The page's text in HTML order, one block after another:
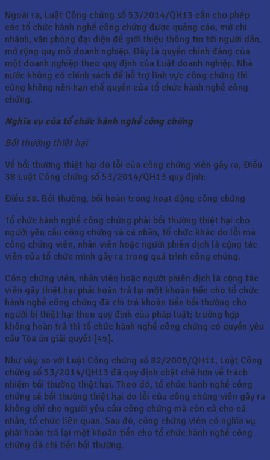
Ngoài ra, Luật Công chứng số 53/2014/QH13 cần cho phép
các tổ chức hành nghề công chứng được quảng cáo, mở chi
nhánh, văn phòng đại diện để giới thiệu thông tin tới người dân,
mở rộng quy mô doanh nghiệp. Đây là quyền chính đáng của
một doanh nghiệp theo quy định của Luật doanh nghiệp. Nhà
nước không có chính sách để hỗ trợ lĩnh vực công chứng thì
cũng không nên hạn chế quyền của tổ chức hành nghề công
chứng.
Nghĩa vụ của tổ chức hành nghề công chứng
Bồi thường thiệt hại
Về bồi thường thiệt hại do lỗi của công chứng viên gây ra, Điều
38 Luật Công chứng số 53/2014/QH13 quy định:
Điều 38. Bồi thường, bồi hoàn trong hoạt động công chứng
Tổ chức hành nghề công chứng phải bồi thường thiệt hại cho
người yêu cầu công chứng và cá nhân, tổ chức khác do lỗi mà
công chứng viên, nhân viên hoặc người phiên dịch là cộng tác
viên của tổ chức mình gây ra trong quá trình công chứng.
Công chứng viên, nhân viên hoặc người phiên dịch là cộng tác
viên gây thiệt hại phải hoàn trả lại một khoản tiền cho tổ chức
hành nghề công chứng đã chi trả khoản tiền bồi thường cho
người bị thiệt hại theo quy định của pháp luật; trường hợp
không hoàn trả thì tổ chức hành nghề công chứng có quyền yêu
cầu Tòa án giải quyết [45].
Như vậy, so với Luật Công chứng số 82/2006/QH11, Luật Công
chứng số 53/2014/QH13 đã quy định chặt chẽ hơn về trách
nhiệm bồi thường thiệt hại. Theo đó, tổ chức hành nghề công
chứng sẽ bồi thường thiệt hại do lỗi của công chứng viên gây ra
không chỉ cho người yêu cầu công chứng mà còn cả cho cá
nhân, tổ chức liên quan. Sau đó, công chứng viên có nghĩa vụ
phải hoàn trả lại một khoản tiền cho tổ chức hành nghề công
chứng đã chi tiền bồi thường.